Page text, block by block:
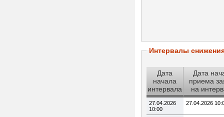
Интервалы
Дата
начала
интервала
Дата
приема
на
27.04.2026
10:00
27.04.2026